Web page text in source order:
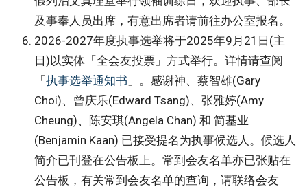
及事奉人员出席，有意出席者请前往办公室报名。
2026-2027年度执事选举将于2025年9月21日(主
日)以实体「全会友投票」方式举行。详情请查阅
「 执事选举通知书 」。感谢神、蔡智雄(Gary
Choi)、曾庆乐(Edward Tsang)、张雅婷(Amy
Cheung)、陈安琪(Angela Chan) 和 简基业
(Benjamin Kaan) 已接受提名为执事候选人。候选人
简介已刊登在公告板上。常到会友名单亦已张贴在
公告板，有关常到会友名单的查询，请联络会友